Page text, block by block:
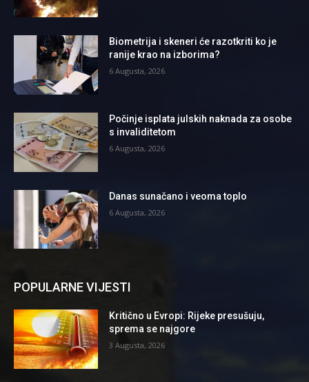
Biometrija i skeneri će razotkriti ko je
ranije krao na izborima?
6 Augusta, 2026
Počinje isplata julskih naknada za osobe
s invaliditetom
6 Augusta, 2026
Danas sunačano i veoma toplo
6 Augusta, 2026
POPULARNE VIJESTI
Kritično u Evropi: Rijeke presušuju,
sprema se najgore
3 Augusta, 2026